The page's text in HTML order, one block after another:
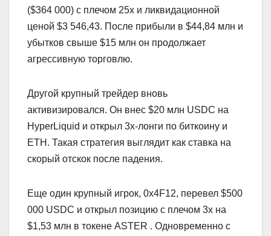
($364 000) с плечом 25х и ликвидационной
ценой $3 546,43. После прибыли в $44,84 млн и
убытков свыше $15 млн он продолжает
агрессивную торговлю.
Другой крупный трейдер вновь
активизировался. Он внес $20 млн USDC на
HyperLiquid и открыл 3х-лонги по биткоину и
ETH. Такая стратегия выглядит как ставка на
скорый отскок после падения.
Еще один крупный игрок, 0x4F12, перевел $500
000 USDC и открыл позицию с плечом 3х на
$1,53 млн в токене ASTER . Одновременно с